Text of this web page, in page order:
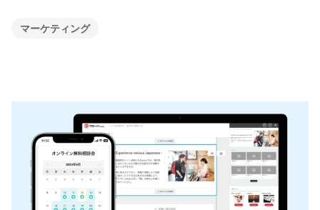
マーケティング